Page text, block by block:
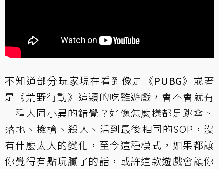
不知道部分玩家現在看到像是《PUBG》或著
是《荒野行動》這類的吃雞遊戲，會不會就有
一種大同小異的錯覺？好像怎麼樣都是跳傘、
落地、撿槍、殺人、活到最後相同的SOP，沒
有什麼太大的變化，至今這種模式，如果都讓
你覺得有點玩膩了的話，或許這款遊戲會讓你